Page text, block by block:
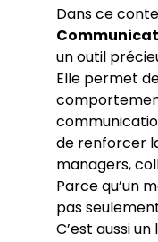
Dans ce
un outil
Elle permet
de renforcer
managers,
Parce qu’un
pas
C’est aussi